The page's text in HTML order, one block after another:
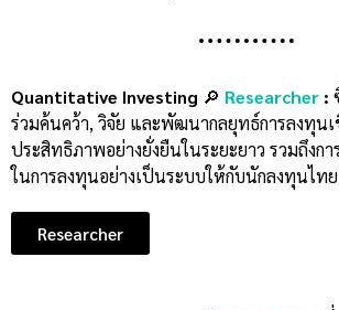
Quantitative Investing 🔎 Researcher :
ร่วมค้นคว้า, วิจัย และพัฒนากลยุทธ์การลงทุน
ประสิทธิภาพอย่างยั่งยืนในระยะยาว รวมถึงกา
ในการลงทุนอย่างเป็นระบบให้กับนักลงทุนไทย
Researcher